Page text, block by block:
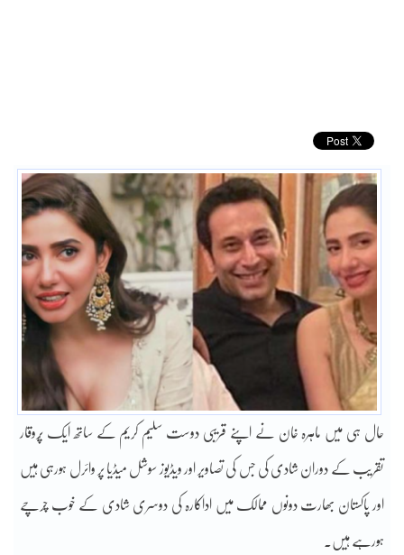
حال ہی میں ماہرہ خان نے اپنے قریبی دوست سلیم کریم کے ساتھ ایک پُروقار
تقریب کے دوران شادی کی جس کی تصاویر اور ویڈیوز سوشل میڈیا پر وائرل ہورہی ہیں
اور پاکستان بھارت دونوں ممالک میں اداکارہ کی دوسری شادی کے خوب چرچے
ہورہے ہیں۔